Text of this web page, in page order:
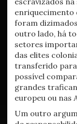
enriquecimento
foram
outro lado, há
setores
das elites
transferido para
possível
grandes
europeu ou nas
Um outro